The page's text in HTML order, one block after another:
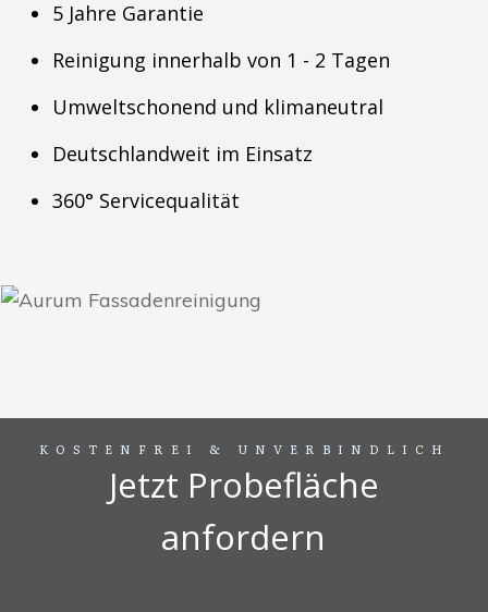
5 Jahre Garantie
Reinigung innerhalb von 1 - 2 Tagen
Umweltschonend und klimaneutral
Deutschlandweit im Einsatz
360° Servicequalität
KOSTENFREI & UNVERBINDLICH
Jetzt Probefläche
anfordern